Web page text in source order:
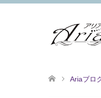
Ariaブロ